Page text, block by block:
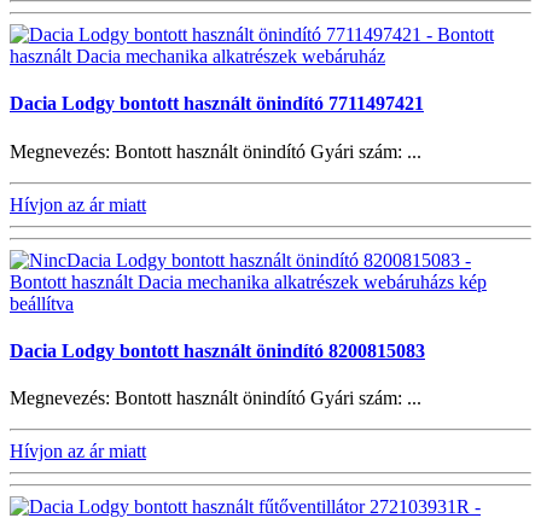
Dacia Lodgy bontott használt önindító 7711497421
Megnevezés: Bontott használt önindító Gyári szám: ...
Hívjon az ár miatt
Dacia Lodgy bontott használt önindító 8200815083
Megnevezés: Bontott használt önindító Gyári szám: ...
Hívjon az ár miatt